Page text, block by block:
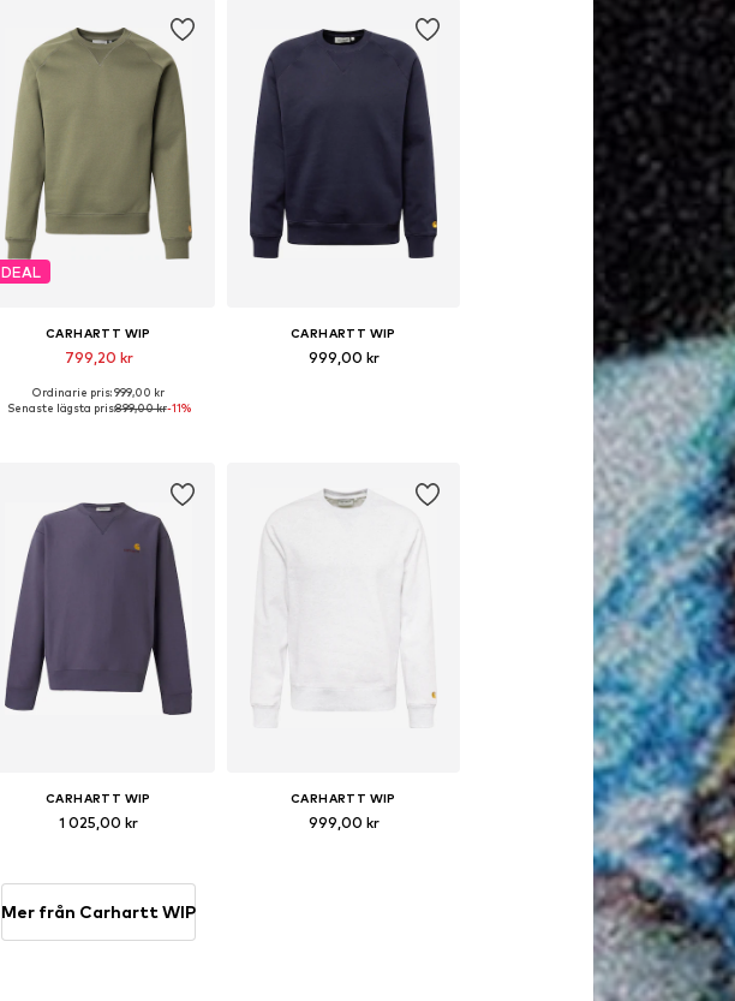
DEAL
CARHARTT WIP
799,20 kr
Ordinarie pris: 999,00 kr
Senaste lägsta pris:899,00 kr-11%
CARHARTT WIP
999,00 kr
CARHARTT WIP
1 025,00 kr
CARHARTT WIP
999,00 kr
Mer från Carhartt WIP